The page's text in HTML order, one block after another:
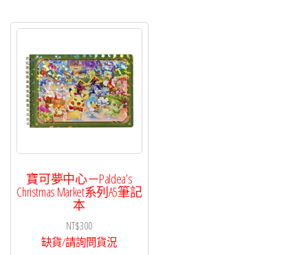
寶可夢中心－Paldea’s
Christmas Market系列A5筆記
本
NT$300
缺貨/請詢問貨況